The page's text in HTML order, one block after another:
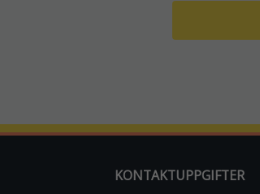
KONTAKTUPPGIFTER